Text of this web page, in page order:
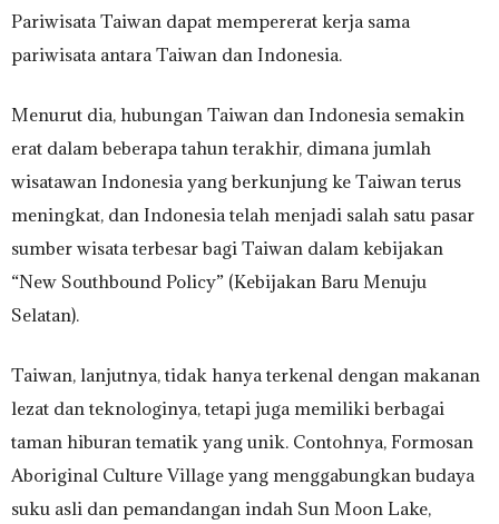
Pariwisata Taiwan dapat mempererat kerja sama
pariwisata antara Taiwan dan Indonesia.
Menurut dia, hubungan Taiwan dan Indonesia semakin
erat dalam beberapa tahun terakhir, dimana jumlah
wisatawan Indonesia yang berkunjung ke Taiwan terus
meningkat, dan Indonesia telah menjadi salah satu pasar
sumber wisata terbesar bagi Taiwan dalam kebijakan
“New Southbound Policy” (Kebijakan Baru Menuju
Selatan).
Taiwan, lanjutnya, tidak hanya terkenal dengan makanan
lezat dan teknologinya, tetapi juga memiliki berbagai
taman hiburan tematik yang unik. Contohnya, Formosan
Aboriginal Culture Village yang menggabungkan budaya
suku asli dan pemandangan indah Sun Moon Lake,